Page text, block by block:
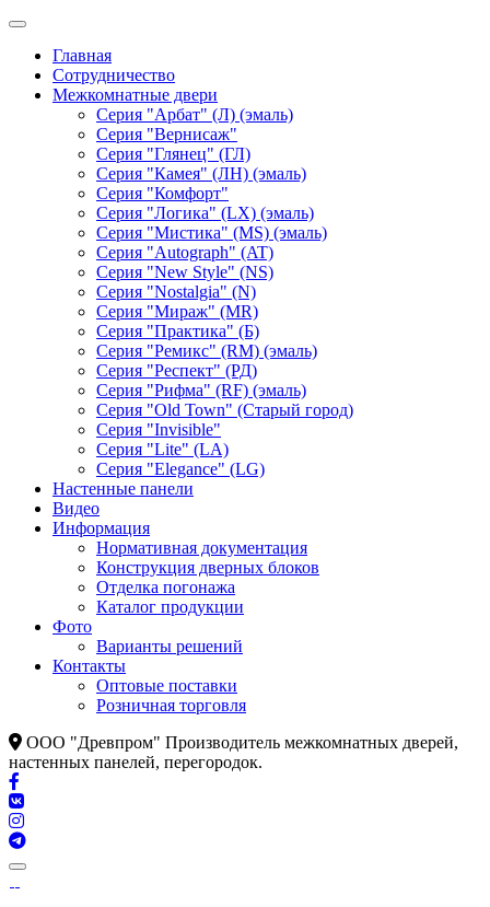
Главная
Сотрудничество
Межкомнатные двери
Серия "Арбат" (Л) (эмаль)
Серия "Вернисаж"
Серия "Глянец" (ГЛ)
Серия "Камея" (ЛН) (эмаль)
Серия "Комфорт"
Серия "Логика" (LX) (эмаль)
Серия "Мистика" (MS) (эмаль)
Серия "Autograph" (AT)
Серия "New Style" (NS)
Серия "Nostalgia" (N)
Серия "Мираж" (MR)
Серия "Практика" (Б)
Серия "Ремикс" (RM) (эмаль)
Серия "Респект" (РД)
Серия "Рифма" (RF) (эмаль)
Серия "Old Town" (Старый город)
Серия "Invisible"
Серия "Lite" (LA)
Серия "Elegance" (LG)
Настенные панели
Видео
Информация
Нормативная документация
Конструкция дверных блоков
Отделка погонажа
Каталог продукции
Фото
Варианты решений
Контакты
Оптовые поставки
Розничная торговля
ООО "Древпром" Производитель межкомнатных дверей,
настенных панелей, перегородок.